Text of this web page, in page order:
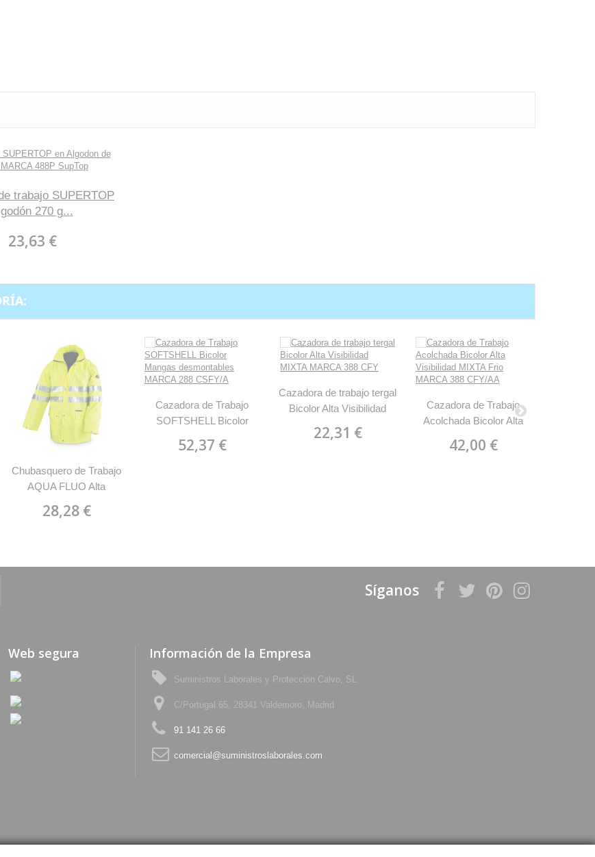
trabajo SUPERTOP
270 g...
23,63 €
Chubasquero de Trabajo
AQUA FLUO Alta
MARCA 288 TAF
28,28 €
Cazadora de Trabajo
SOFTSHELL Bicolor
MARCA 288 CSFY/A
52,37 €
Cazadora de trabajo tergal
Bicolor Alta Visibilidad
22,31 €
Cazadora de Trabajo
Acolchada Bicolor Alta
MARCA 388 CFY/AA
42,00 €
Síganos
Web segura Información de la Empresa
Suministros Laborales y Protección Calvo, SL
C/Portugal 65, 28341 Valdemoro, Madrid
91 141 26 66
comercial@suministroslaborales.com